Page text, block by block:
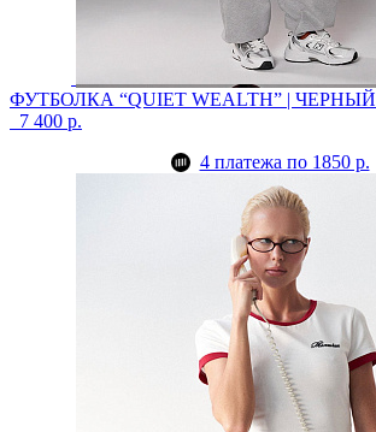
ФУТБОЛКА “QUIET WEALTH” | ЧЕРНЫЙ
7 400 р.
4 платежа по 1850 р.